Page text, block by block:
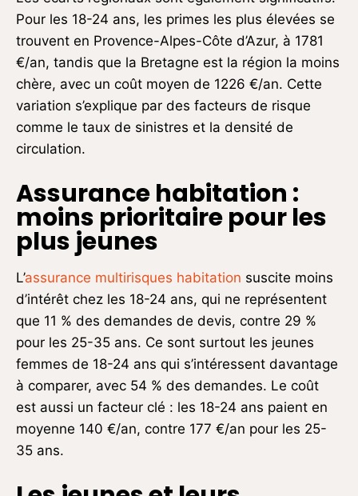
Pour les 18-24 ans, les primes les plus élevées se
trouvent en Provence-Alpes-Côte d’Azur, à 1781
€/an, tandis que la Bretagne est la région la moins
chère, avec un coût moyen de 1226 €/an. Cette
variation s’explique par des facteurs de risque
comme le taux de sinistres et la densité de
circulation.
Assurance habitation :
moins prioritaire pour les
plus jeunes
L’assurance multirisques habitation suscite moins
d’intérêt chez les 18-24 ans, qui ne représentent
que 11 % des demandes de devis, contre 29 %
pour les 25-35 ans. Ce sont surtout les jeunes
femmes de 18-24 ans qui s’intéressent davantage
à comparer, avec 54 % des demandes. Le coût
est aussi un facteur clé : les 18-24 ans paient en
moyenne 140 €/an, contre 177 €/an pour les 25-
35 ans.